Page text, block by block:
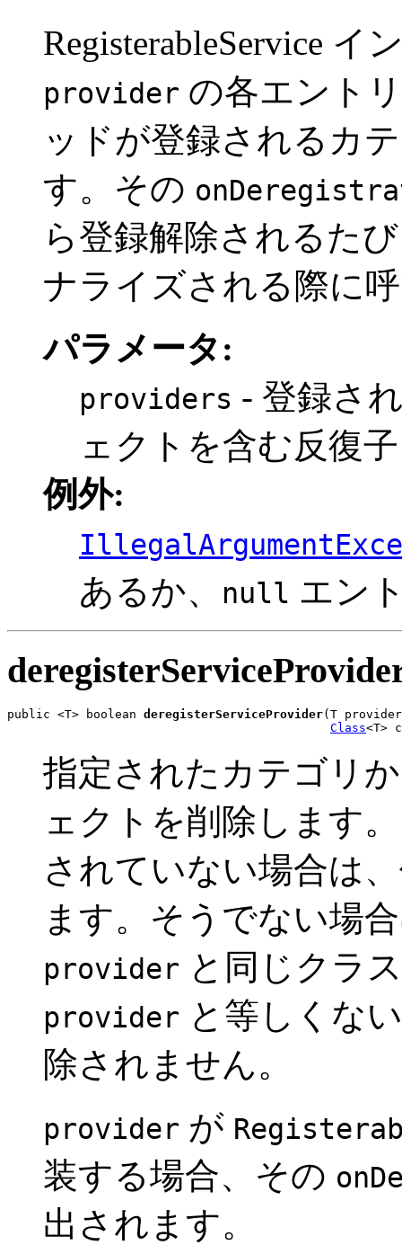
RegisterableService
provider の各エント
ッドが登録されるカ
す。その
ら登録解除されるた
ナライズされる際に
パラメータ:
providers - 登録さ
ェクトを含む反復子
例外:
あるか、 null エン
public <T> boolean deregisterServiceProvider(T
Class<T>
指定されたカテゴリ
ェクトを削除します
されていない場合は
ます。そうでない場
provider と同じクラ
provider と等しくな
除されません。
provider が
装する場合、その
出されます。